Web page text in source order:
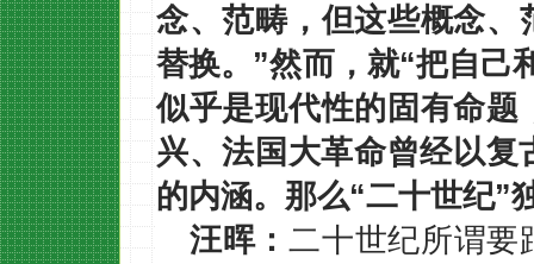
念、范畴，但这些概念
替换。”然而，就“把自己
似乎是现代性的固有命
兴、法国大革命曾经以复
的内涵。那么“二十世纪”
汪晖：二十世纪所谓要